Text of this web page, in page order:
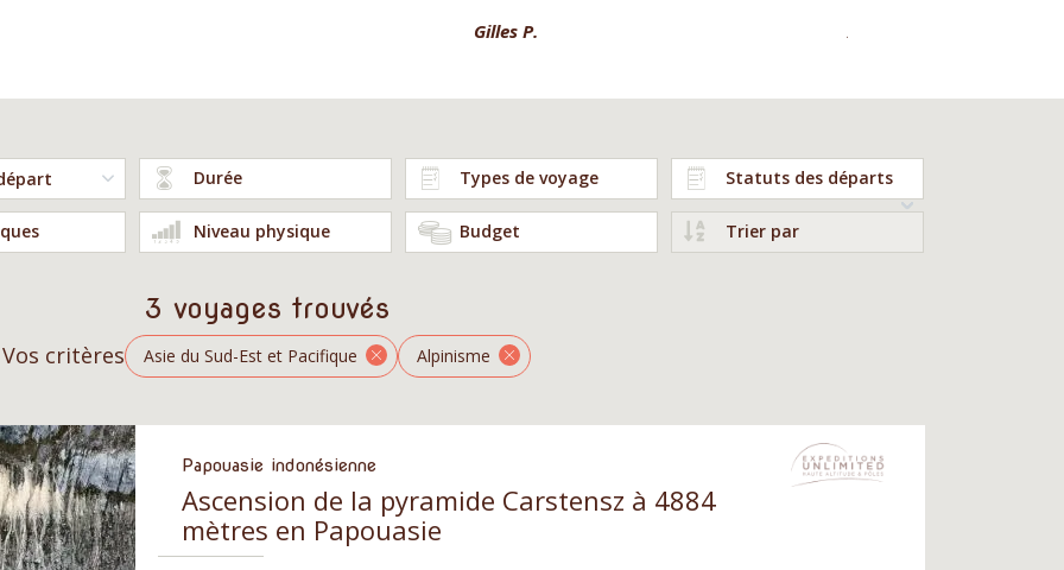
Gilles P.
Annie G.
Durée Types de voyage Statuts des départs
Niveau physique Budget Trier par
3 voyages trouvés
Vos critères Asie du Sud-Est et Pacifique Alpinisme
Papouasie indonésienne
Ascension de la pyramide Carstensz à 4884
mètres en Papouasie